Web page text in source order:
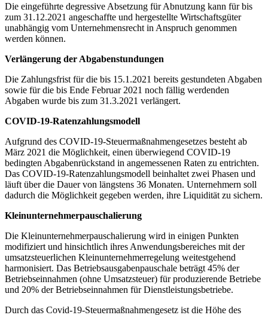
Die eingeführte degressive Absetzung für Abnutzung kann für bis
zum 31.12.2021 angeschaffte und hergestellte Wirtschaftsgüter
unabhängig vom Unternehmensrecht in Anspruch genommen
werden können.
Verlängerung der Abgabenstundungen
Die Zahlungsfrist für die bis 15.1.2021 bereits gestundeten Abgaben
sowie für die bis Ende Februar 2021 noch fällig werdenden
Abgaben wurde bis zum 31.3.2021 verlängert.
COVID-19-Ratenzahlungsmodell
Aufgrund des COVID-19-Steuermaßnahmengesetzes besteht ab
März 2021 die Möglichkeit, einen überwiegend COVID-19
bedingten Abgabenrückstand in angemessenen Raten zu entrichten.
Das COVID-19-Ratenzahlungsmodell beinhaltet zwei Phasen und
läuft über die Dauer von längstens 36 Monaten. Unternehmern soll
dadurch die Möglichkeit gegeben werden, ihre Liquidität zu sichern.
Kleinunternehmerpauschalierung
Die Kleinunternehmerpauschalierung wird in einigen Punkten
modifiziert und hinsichtlich ihres Anwendungsbereiches mit der
umsatzsteuerlichen Kleinunternehmerregelung weitestgehend
harmonisiert. Das Betriebsausgabenpauschale beträgt 45% der
Betriebseinnahmen (ohne Umsatzsteuer) für produzierende Betriebe
und 20% der Betriebseinnahmen für Dienstleistungsbetriebe.
Durch das Covid-19-Steuermaßnahmengesetz ist die Höhe des